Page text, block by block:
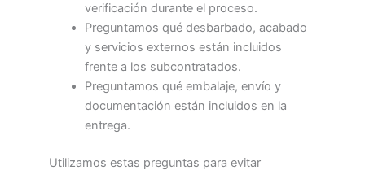
verificación durante el proceso.
Preguntamos qué desbarbado, acabado
y servicios externos están incluidos
frente a los subcontratados.
Preguntamos qué embalaje, envío y
documentación están incluidos en la
entrega.
Utilizamos estas preguntas para evitar